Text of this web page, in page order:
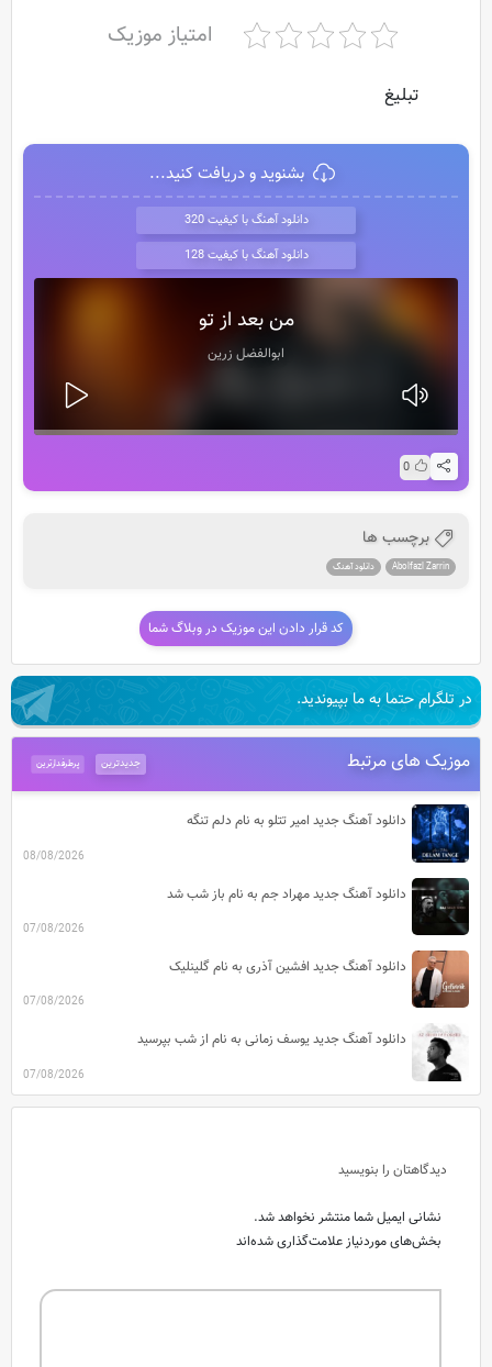
امتیاز موزیک
تبلیغ
بشنوید و دریافت کنید...
دانلود آهنگ با کیفیت 320
دانلود آهنگ با کیفیت 128
من بعد از تو
ابوالفضل زرین
0
برچسب ها
Abolfazl Zarrin دانلود آهنگ
کد قرار دادن این موزیک در وبلاگ شما
در تلگرام حتما به ما بپیوندید.
موزیک های مرتبط پرطرفدارترین جدیدترین
دانلود آهنگ جدید امیر تتلو به نام دلم تنگه
08/08/2026
دانلود آهنگ جدید مهراد جم به نام باز شب شد
07/08/2026
دانلود آهنگ جدید افشین آذری به نام گلینلیک
07/08/2026
دانلود آهنگ جدید یوسف زمانی به نام از شب بپرسید
07/08/2026
دیدگاهتان را بنویسید
نشانی ایمیل شما منتشر نخواهد شد.
بخش‌های موردنیاز علامت‌گذاری شده‌اند